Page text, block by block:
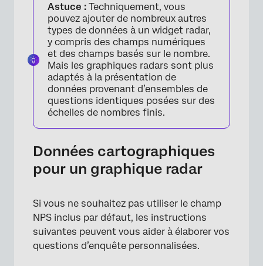
×
×
Astuce : Techniquement, vous
pouvez ajouter de nombreux autres
types de données à un widget radar,
y compris des champs numériques
et des champs basés sur le nombre.
Mais les graphiques radars sont plus
adaptés à la présentation de
données provenant d’ensembles de
questions identiques posées sur des
échelles de nombres finis.
Données cartographiques
pour un graphique radar
Si vous ne souhaitez pas utiliser le champ
NPS inclus par défaut, les instructions
suivantes peuvent vous aider à élaborer vos
questions d’enquête personnalisées.